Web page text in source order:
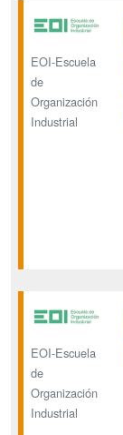
EOI-Escuela
de
Organización
Industrial
EOI-Escuela
de
Organización
Industrial